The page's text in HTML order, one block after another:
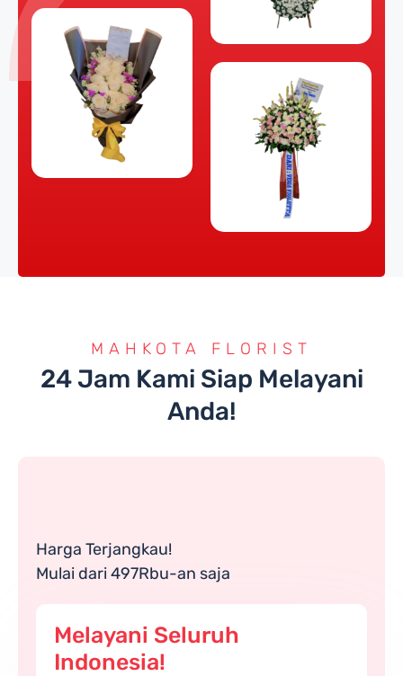
MAHKOTA FLORIST
24 Jam Kami Siap Melayani
Anda!
Harga Terjangkau!
Mulai dari 497Rbu-an saja
Melayani Seluruh
Indonesia!